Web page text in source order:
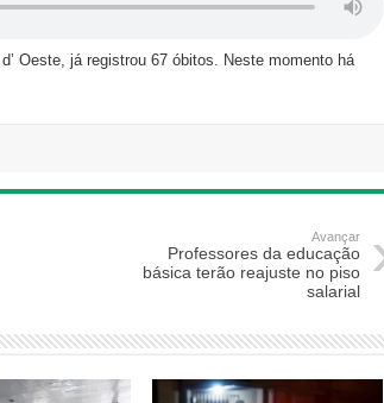
Oeste, já registrou 67 óbitos. Neste momento há
Avançar
Professores da educação
básica terão reajuste no piso
salarial